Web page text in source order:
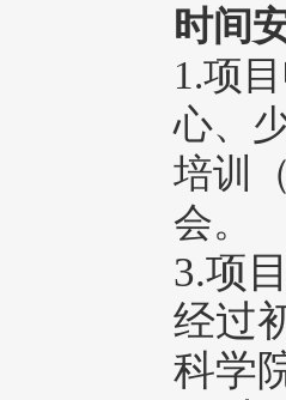
时间
1.项
心、
培训
会。
3.项
经过
科学